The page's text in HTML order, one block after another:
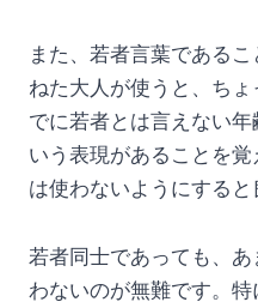
また、若者言葉である
ねた大人が使うと、ち
でに若者とは言えない
いう表現があることを
は使わないようにすると
若者同士であっても、
わないのが無難です。